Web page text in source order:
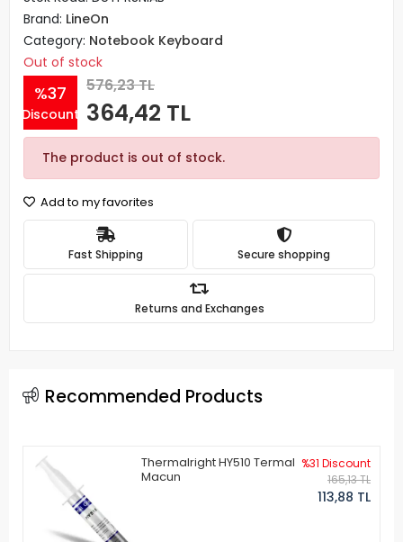
Brand: LineOn
Category: Notebook Keyboard
Out of stock
%37
Discount
576,23 TL
364,42 TL
The product is out of stock.
Add to my favorites
Fast Shipping Secure shopping
Returns and Exchanges
Recommended Products
Thermalright HY510 Termal
Macun
%31 Discount
165,13 TL
113,88 TL